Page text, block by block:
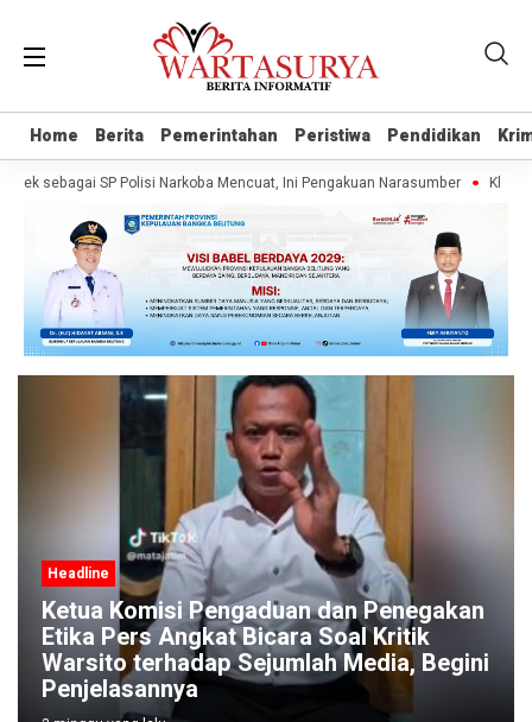
Home Berita Pemerintahan Peristiwa Pendidikan
Home Berita Pemerintahan Peristiwa Pendidikan
sebagai SP Polisi Narkoba Mencuat, Ini Pengakuan Narasumber Klaim
Penegakan
Kritik
Media, Begini
Headline
Pengaduan Warga
Diminta Segera Bubarkan
Judi di Pucangsari